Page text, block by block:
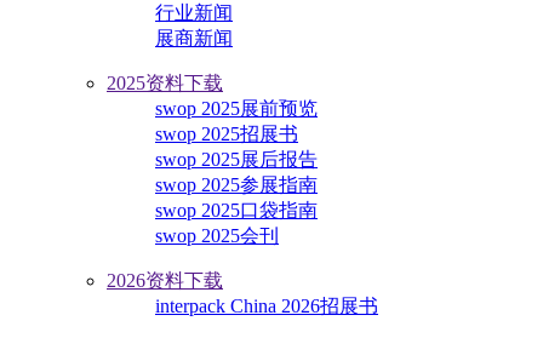
行业新闻
展商新闻
2025资料下载
swop 2025展前预览
swop 2025招展书
swop 2025展后报告
swop 2025参展指南
swop 2025口袋指南
swop 2025会刊
2026资料下载
interpack China 2026招展书